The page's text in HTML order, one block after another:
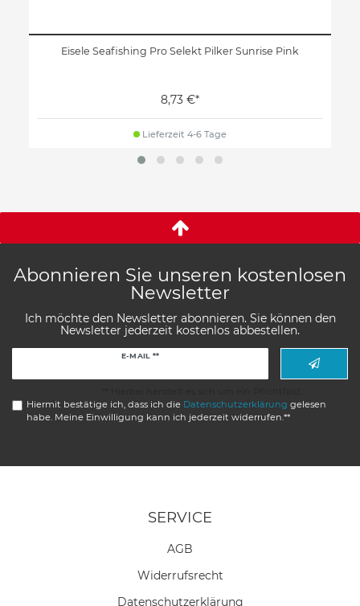
Eisele Seafishing Pro Selekt Pilker Sunrise Pink
8,73 €*
Lieferzeit 4-6 Tage
Abonnieren Sie unseren kostenlosen
Newsletter
Ich möchte den Newsletter abonnieren. Sie können den
Newsletter jederzeit kostenlos abbestellen.
E-MAIL **
Hiermit bestätige ich, dass ich die Daten­schutz­erklärung gelesen
habe. Meine Einwilligung kann ich jederzeit widerrufen.**
SERVICE
AGB
Widerrufs­recht
Daten­schutz­erklärung